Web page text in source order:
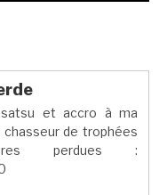
et accro à ma
chasseur de trophées
perdues :